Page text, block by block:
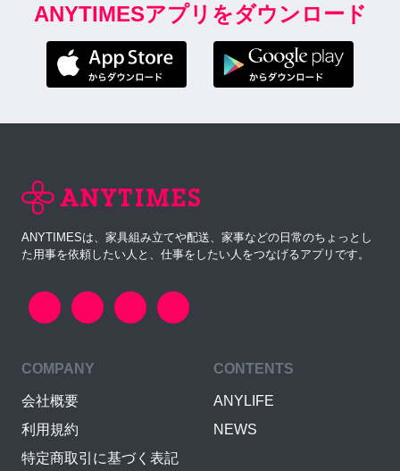
ANYTIMESアプリをダウンロード
ANYTIMESは、家具組み立てや配送、家事などの日常のちょっとし
た用事を依頼したい人と、仕事をしたい人をつなげるアプリです。
COMPANY
会社概要
利用規約
特定商取引に基づく表記
CONTENTS
ANYLIFE
NEWS